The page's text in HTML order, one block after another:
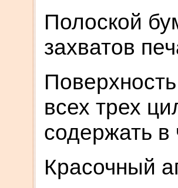
Полоской
захватов
всех трех
содержать в
Красочный